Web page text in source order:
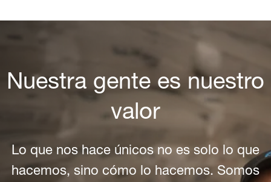
Nuestra gente es nuestro
valor
Lo que nos hace únicos no es solo lo que
hacemos, sino cómo lo hacemos. Somos